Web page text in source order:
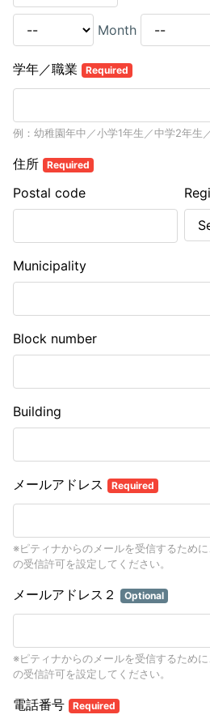
Month
学年／職業 Required
例：幼稚園年中／小学1年生／中学2年
住所 Required
Postal code
Municipality
Block number
Building
メールアドレス Required
※ピティナからのメールを受信するため
の受信許可を設定してください。
メールアドレス２ Optional
※ピティナからのメールを受信するため
の受信許可を設定してください。
電話番号 Required